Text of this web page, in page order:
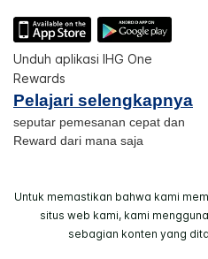
Unduh aplikasi IHG One
Rewards
Pelajari selengkapnya
seputar pemesanan cepat dan
Reward dari mana saja
Untuk memastikan bahwa kami
situs web kami, kami
sebagian konten yang